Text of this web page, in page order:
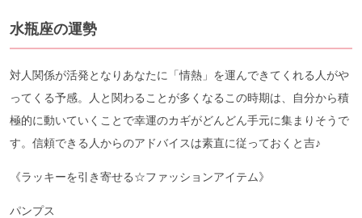
水瓶座の運勢
対人関係が活発となりあなたに「情熱」を運んできてくれる人がや
ってくる予感。人と関わることが多くなるこの時期は、自分から積
極的に動いていくことで幸運のカギがどんどん手元に集まりそうで
す。信頼できる人からのアドバイスは素直に従っておくと吉♪
《ラッキーを引き寄せる☆ファッションアイテム》
パンプス